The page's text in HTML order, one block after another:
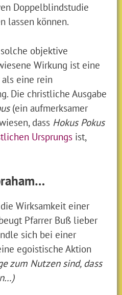
Doppelblindstudie
lassen können.
objektive
Wirkung ist eine
eine rein
Die christliche Ausgabe
(ein aufmerksamer
dass Hokus Pokus
Ursprungs ist,
Wirksamkeit einer
Pfarrer Buß lieber
sich bei einer
egoistische Aktion
zum Nutzen sind, dass